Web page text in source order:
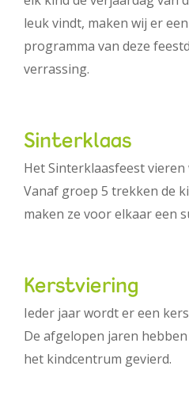
leuk vindt, maken wij er
programma van deze
verrassing.
Sinterklaas
Het Sinterklaasfeest
Vanaf groep 5 trekken de
maken ze voor elkaar een
Kerstviering
Ieder jaar wordt er een
De afgelopen jaren
het kindcentrum gevierd.